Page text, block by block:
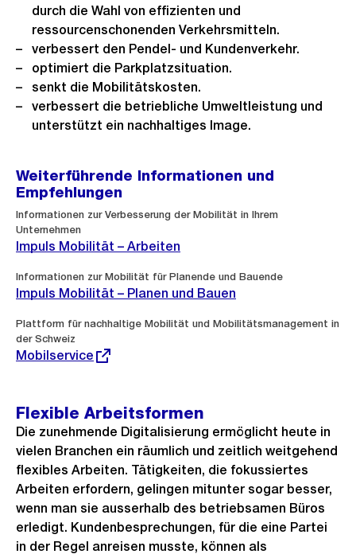
durch die Wahl von effizienten und
ressourcenschonenden Verkehrsmitteln.
verbessert den Pendel- und Kundenverkehr.
optimiert die Parkplatzsituation.
senkt die Mobilitätskosten.
verbessert die betriebliche Umweltleistung und
unterstützt ein nachhaltiges Image.
Weiterführende Informationen und
Empfehlungen
Informationen zur Verbesserung der Mobilität in Ihrem
Unternehmen
Impuls Mobilität – Arbeiten
Informationen zur Mobilität für Planende und Bauende
Impuls Mobilität – Planen und Bauen
Plattform für nachhaltige Mobilität und Mobilitätsmanagement in
der Schweiz
Externer
Link:
Mobilservice
Flexible Arbeitsformen
Die zunehmende Digitalisierung ermöglicht heute in
vielen Branchen ein räumlich und zeitlich weitgehend
flexibles Arbeiten. Tätigkeiten, die fokussiertes
Arbeiten erfordern, gelingen mitunter sogar besser,
wenn man sie ausserhalb des betriebsamen Büros
erledigt. Kundenbesprechungen, für die eine Partei
in der Regel anreisen musste, können als